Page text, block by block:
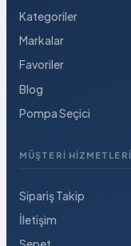
Kategoriler
Markalar
Favoriler
Blog
Pompa Seçici
MÜŞTERI HIZMETLERI
Sipariş Takip
İletişim